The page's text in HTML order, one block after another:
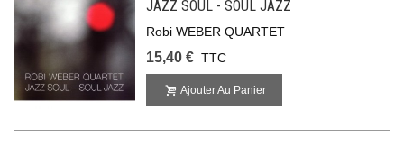
JAZZ SOUL - SOUL JAZZ
Robi WEBER QUARTET
15,40 € TTC
Ajouter Au Panier